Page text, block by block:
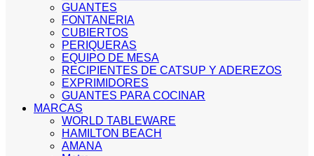
GUANTES
FONTANERIA
CUBIERTOS
PERIQUERAS
EQUIPO DE MESA
RECIPIENTES DE CATSUP Y ADEREZOS
EXPRIMIDORES
GUANTES PARA COCINAR
MARCAS
WORLD TABLEWARE
HAMILTON BEACH
AMANA